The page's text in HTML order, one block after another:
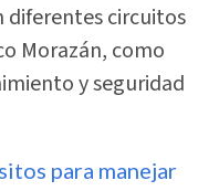
diferentes circuitos
Morazán, como
y seguridad
para manejar